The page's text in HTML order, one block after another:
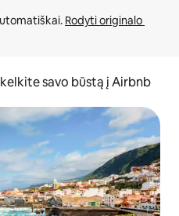
Rodyti originalo
savo būstą į Airbnb